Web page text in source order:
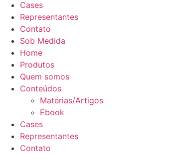
Cases
Representantes
Contato
Sob Medida
Home
Produtos
Quem somos
Conteúdos
Matérias/Artigos
Ebook
Cases
Representantes
Contato